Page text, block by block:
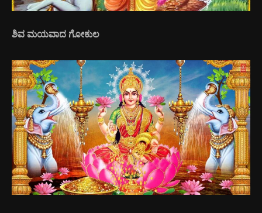
ಶಿವ ಮಯವಾದ ಗೋಕುಲ